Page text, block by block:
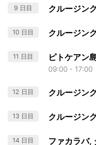
9 日目 クルージン
10 日目 クルージン
11 日目 ピトケアン
09:00 - 17:00
12 日目 クルージン
13 日目 クルージン
14 日目 ファカラバ,